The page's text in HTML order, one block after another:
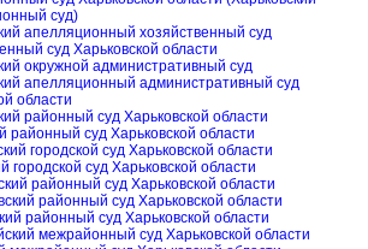
суд)
апелляционный хозяйственный суд
суд Харьковской области
окружной административный суд
апелляционный административный суд
области
районный суд Харьковской области
районный суд Харьковской области
городской суд Харьковской области
городской суд Харьковской области
районный суд Харьковской области
районный суд Харьковской области
районный суд Харьковской области
межрайонный суд Харьковской области